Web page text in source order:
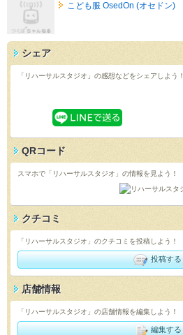
こども服 OsedOn (オセドン)
シェア
「リハーサルスタジオ」の感想などをシェアしよう！
QRコード
スマホで「リハーサルスタジオ」の情報を見よう！
クチコミ
「リハーサルスタジオ」のクチコミを投稿しよう！
投稿する
店舗情報
「リハーサルスタジオ」の店舗情報を編集しよう！
編集する